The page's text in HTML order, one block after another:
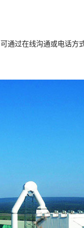
通过在线沟通或电话方